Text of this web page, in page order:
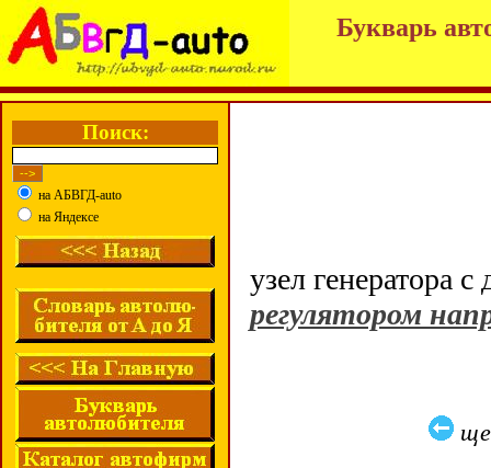
Букварь
Поиск:
на АБВГД-auto
на Яндексе
узел генератора
регулятором